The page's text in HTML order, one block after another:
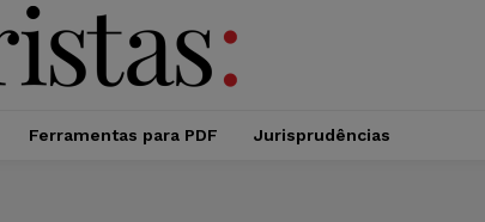
Ferramentas para PDF Jurisprudências